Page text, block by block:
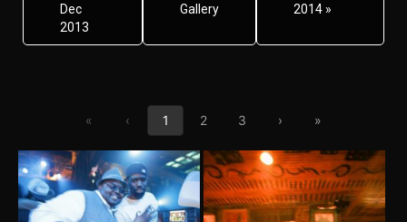
Dec
2013
Gallery
2014 »
First page
« Previous page
‹ 1 2 3 Next page
› Last page
»